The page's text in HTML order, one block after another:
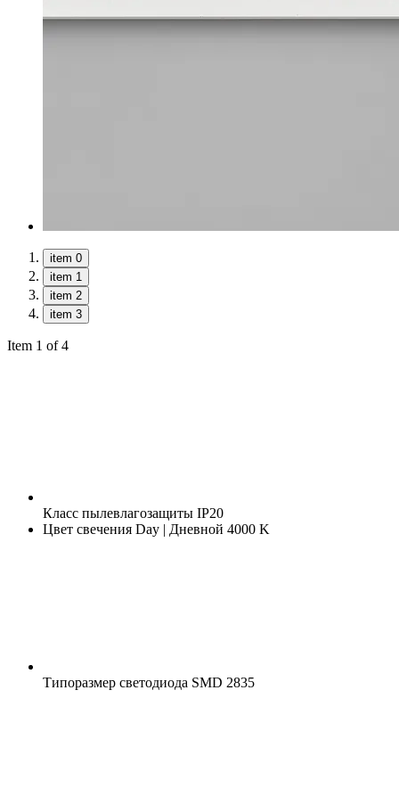
item 0
item 1
item 2
item 3
Item 1 of 4
Класс пылевлагозащиты IP20
Цвет свечения Day | Дневной 4000 K
Типоразмер светодиода SMD 2835